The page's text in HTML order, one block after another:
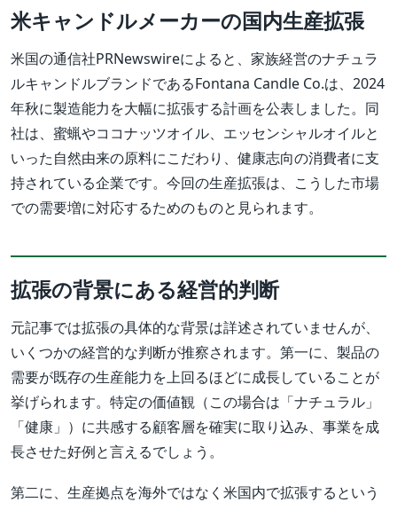
米キャンドルメーカーの国内生産拡張
米国の通信社PRNewswireによると、家族経営のナチュラ
ルキャンドルブランドであるFontana Candle Co.は、2024
年秋に製造能力を大幅に拡張する計画を公表しました。同
社は、蜜蝋やココナッツオイル、エッセンシャルオイルと
いった自然由来の原料にこだわり、健康志向の消費者に支
持されている企業です。今回の生産拡張は、こうした市場
での需要増に対応するためのものと見られます。
拡張の背景にある経営的判断
元記事では拡張の具体的な背景は詳述されていませんが、
いくつかの経営的な判断が推察されます。第一に、製品の
需要が既存の生産能力を上回るほどに成長していることが
挙げられます。特定の価値観（この場合は「ナチュラル」
「健康」）に共感する顧客層を確実に取り込み、事業を成
長させた好例と言えるでしょう。
第二に、生産拠点を海外ではなく米国内で拡張するという